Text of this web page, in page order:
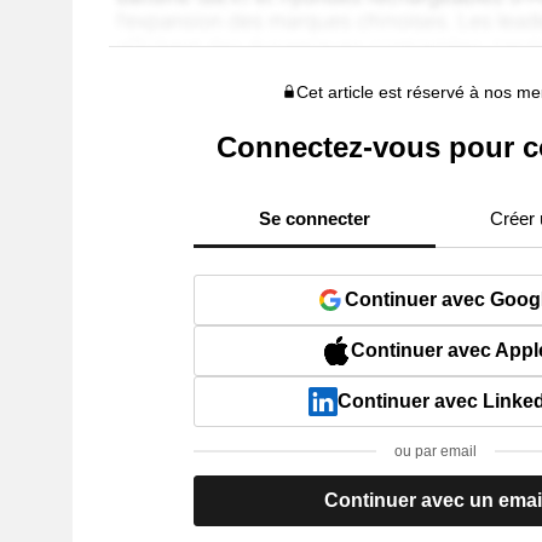
Cet article est réservé à nos
Connectez-vous pour
Se connecter Créer
Continuer avec
Continuer avec
Continuer avec
ou par email
Continuer avec un email